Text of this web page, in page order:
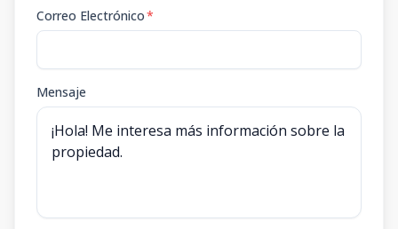
Correo Electrónico*
Mensaje